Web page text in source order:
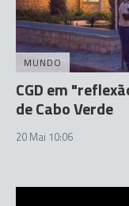
MUNDO
CGD em
de Cabo Verde
20 Mai 10:06